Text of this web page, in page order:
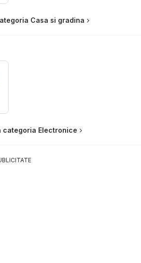
Casa si gradina
categoria Electronice